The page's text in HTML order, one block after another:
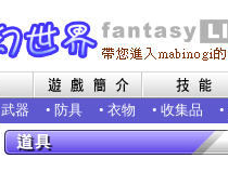
武器 • 防具 • 衣物 • 收集品 •